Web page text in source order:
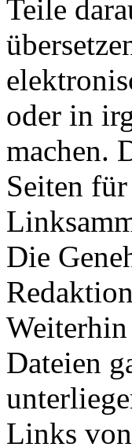
Teile
oder in
machen.
Seiten
Die
Dateien
Links